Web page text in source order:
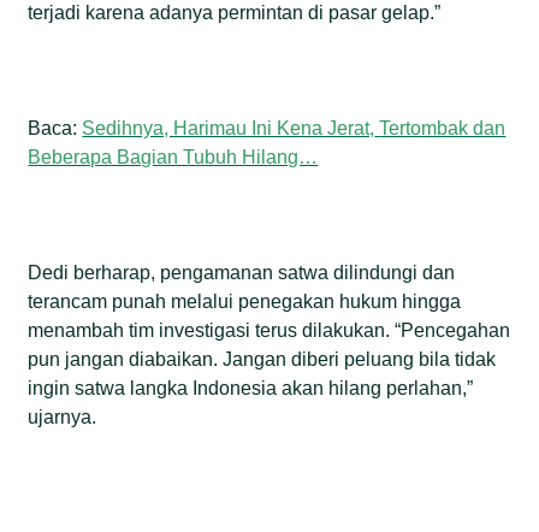
terjadi karena adanya permintan di pasar gelap.”
Baca: Sedihnya, Harimau Ini Kena Jerat, Tertombak dan
Beberapa Bagian Tubuh Hilang…
Dedi berharap, pengamanan satwa dilindungi dan
terancam punah melalui penegakan hukum hingga
menambah tim investigasi terus dilakukan. “Pencegahan
pun jangan diabaikan. Jangan diberi peluang bila tidak
ingin satwa langka Indonesia akan hilang perlahan,”
ujarnya.